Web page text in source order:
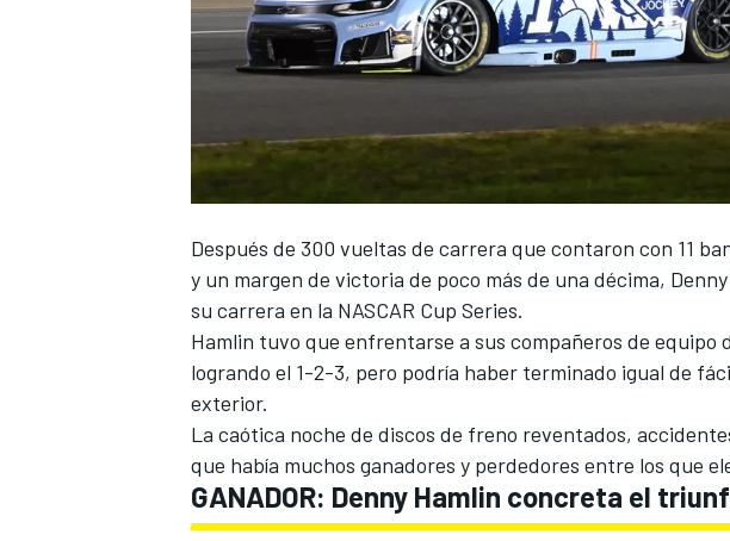
NASCAR CUP
FÓRMULA E
Después de 300 vueltas de carrera que contaron con 11
y un margen de victoria de poco más de una décima,
su carrera en la NASCAR Cup Series.
Hamlin tuvo que enfrentarse a sus compañeros de equipo
logrando el 1-2-3, pero podría haber terminado igual de
exterior.
La caótica noche de discos de freno reventados,
que había muchos ganadores y perdedores entre los que
GANADOR: Denny Hamlin concreta el